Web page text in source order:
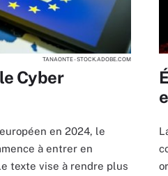
TANAONTE - STOCK.ADOBE.COM
Cyber
en 2024, le
à entrer en
texte vise à rendre plus